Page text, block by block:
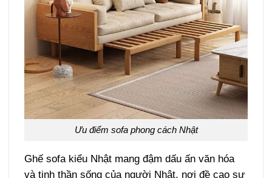
Ưu điểm sofa phong cách Nhật
Ghế sofa kiểu Nhật mang đậm dấu ấn văn hóa
và tinh thần sống của người Nhật, nơi đề cao sự